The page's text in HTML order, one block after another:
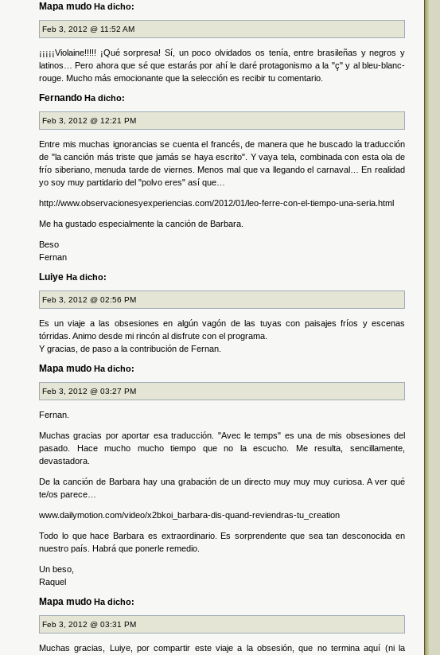
Mapa mudo Ha dicho:
Feb 3, 2012 @ 11:52 AM
¡¡¡¡¡Violaine!!!!! ¡Qué sorpresa! Sí, un poco olvidados os tenía, entre brasileñas y negros y
latinos… Pero ahora que sé que estarás por ahí le daré protagonismo a la "ç" y al bleu-blanc-
rouge. Mucho más emocionante que la selección es recibir tu comentario.
Fernando Ha dicho:
Feb 3, 2012 @ 12:21 PM
Entre mis muchas ignorancias se cuenta el francés, de manera que he buscado la traducción
de "la canción más triste que jamás se haya escrito". Y vaya tela, combinada con esta ola de
frío siberiano, menuda tarde de viernes. Menos mal que va llegando el carnaval… En realidad
yo soy muy partidario del "polvo eres" así que…
http://www.observacionesyexperiencias.com/2012/01/leo-ferre-con-el-tiempo-una-seria.html
Me ha gustado especialmente la canción de Barbara.
Beso
Fernan
Luiye Ha dicho:
Feb 3, 2012 @ 02:56 PM
Es un viaje a las obsesiones en algún vagón de las tuyas con paisajes fríos y escenas
tórridas. Animo desde mi rincón al disfrute con el programa.
Y gracias, de paso a la contribución de Fernan.
Mapa mudo Ha dicho:
Feb 3, 2012 @ 03:27 PM
Fernan.
Muchas gracias por aportar esa traducción. "Avec le temps" es una de mis obsesiones del
pasado. Hace mucho mucho tiempo que no la escucho. Me resulta, sencillamente,
devastadora.
De la canción de Barbara hay una grabación de un directo muy muy muy curiosa. A ver qué
te/os parece…
www.dailymotion.com/video/x2bkoi_barbara-dis-quand-reviendras-tu_creation
Todo lo que hace Barbara es extraordinario. Es sorprendente que sea tan desconocida en
nuestro país. Habrá que ponerle remedio.
Un beso,
Raquel
Mapa mudo Ha dicho:
Feb 3, 2012 @ 03:31 PM
Muchas gracias, Luiye, por compartir este viaje a la obsesión, que no termina aquí (ni la